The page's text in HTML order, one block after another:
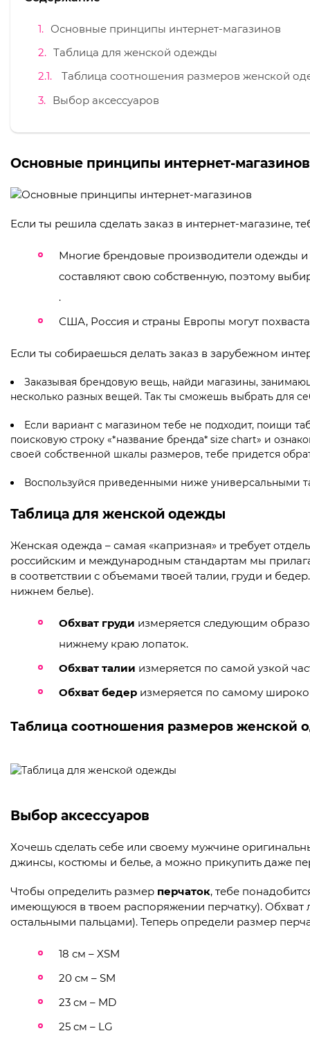
Основные принципы интернет-магазинов
Таблица для женской одежды
Таблица соотношения размеров женской
Выбор аксессуаров
Основные принципы интернет-магазинов
Если ты решила сделать заказ в интернет-магазине,
Многие брендовые производители одежды
составляют свою собственную, поэтому
.
США, Россия и страны Европы могут
Если ты собираешься делать заказ в зарубежном
Заказывая брендовую вещь, найди магазины,
несколько разных вещей. Так ты сможешь выбрать для
Если вариант с магазином тебе не подходит, поищи
поисковую строку «*название бренда* size chart» и
своей собственной шкалы размеров, тебе придется
Воспользуйся приведенными ниже универсальными
Таблица для женской одежды
Женская одежда – самая «капризная» и требует
российским и международным стандартам мы
в соответствии с объемами твоей талии, груди и
нижнем белье).
Обхват груди измеряется следующим
нижнему краю лопаток.
Обхват талии измеряется по самой узкой
Обхват бедер измеряется по самому
Таблица соотношения размеров женской
Выбор аксессуаров
Хочешь сделать себе или своему мужчине
джинсы, костюмы и белье, а можно прикупить даже
Чтобы определить размер перчаток, тебе
имеющуюся в твоем распоряжении перчатку).
остальными пальцами). Теперь определи размер
18 см – XSM
20 см – SM
23 см – MD
25 см – LG